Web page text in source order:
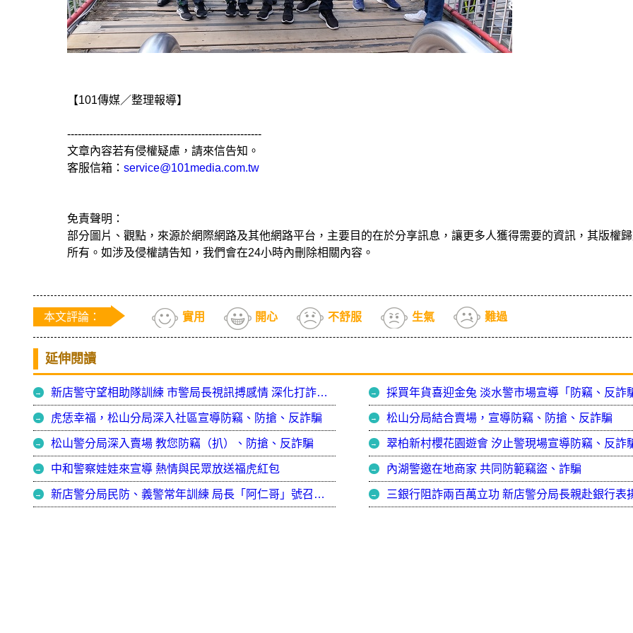
【101傳媒／整理報導】
-------------------------------------------------------
文章內容若有侵權疑慮，請來信告知。
客服信箱： service@101media.com.tw
免責聲明：
部分圖片、觀點，來源於網際網路及其他網路平台，主要目的在於分享訊息，讓更多人獲得需要的資訊，其版權
所有。如涉及侵權請告知，我們會在24小時內刪除相關內容。
本文評論： 實用 開心 不舒服 生氣 難過
延伸閱讀
新店警守望相助隊訓練 市警局長視訊搏感情 深化打詐掃毒反詐騙意識
虎恁幸福，松山分局深入社區宣導防竊、防搶、反詐騙 松山分局結合賣場，宣導防竊、防搶、反詐騙
松山警分局深入賣場 教您防竊（扒）、防搶、反詐騙 翠柏新村櫻花園遊會 汐止警現場宣導防竊、反詐
中和警察娃娃來宣導 熱情與民眾放送福虎紅包 內湖警邀在地商家 共同防範竊盜、詐騙
新店警分局民防、義警常年訓練 局長「阿仁哥」號召五力共維守護全民治安 三銀行阻詐兩百萬立功 新店警分局長親赴銀行表